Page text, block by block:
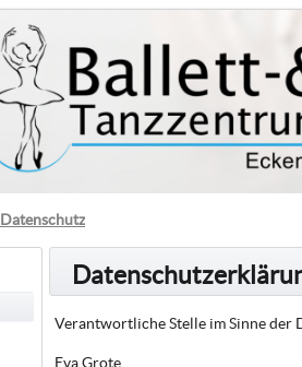
Datenschutz
Verantwortliche Stelle im Sinne der
Eva Grote